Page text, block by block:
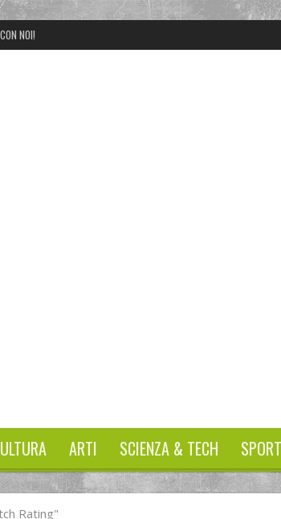
NOI!
ARTI SCIENZA & TECH SPORT
Rating"